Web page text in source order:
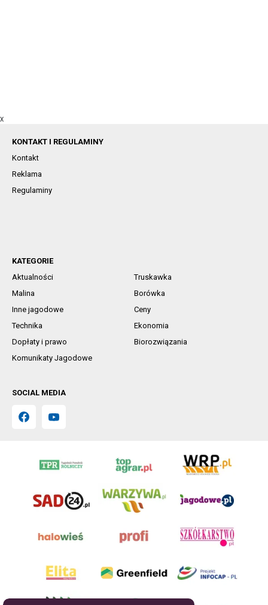
X
KONTAKT I REGULAMINY
Kontakt
Reklama
Regulaminy
KATEGORIE
Aktualności
Truskawka
Malina
Borówka
Inne jagodowe
Ceny
Technika
Ekonomia
Dopłaty i prawo
Biorozwiązania
Komunikaty Jagodowe
SOCIAL MEDIA